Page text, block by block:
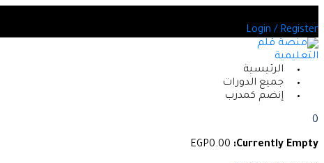
to
content
Login / Register
الرئيسية
جميع الدورات
إنضم كمدرب
0
Currently Empty:
EGP0.00